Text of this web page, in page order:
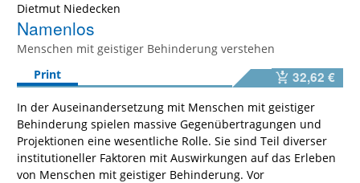
Dietmut Niedecken
Namenlos
Menschen mit geistiger Behinderung verstehen
Print
32,62 €
In der Auseinandersetzung mit Menschen mit geistiger
Behinderung spielen massive Gegenübertragungen und
Projektionen eine wesentliche Rolle. Sie sind Teil diverser
institutioneller Faktoren mit Auswirkungen auf das Erleben
von Menschen mit geistiger Behinderung. Vor